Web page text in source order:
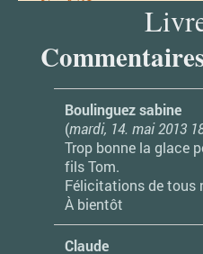
Boulinguez sabine
(mardi, 14. mai 2013
Trop bonne la glace
fils Tom.
Félicitations de tous
À bientôt
Claude